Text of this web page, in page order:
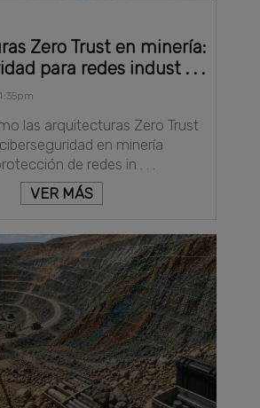
Zero Trust en minería:
para redes indust . . .
las arquitecturas Zero Trust
en minería
de redes in . . .
VER MÁS